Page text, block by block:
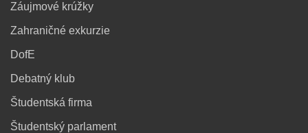
Záujmové krúžky
Zahraničné exkurzie
DofE
Debatný klub
Študentská firma
Študentský parlament